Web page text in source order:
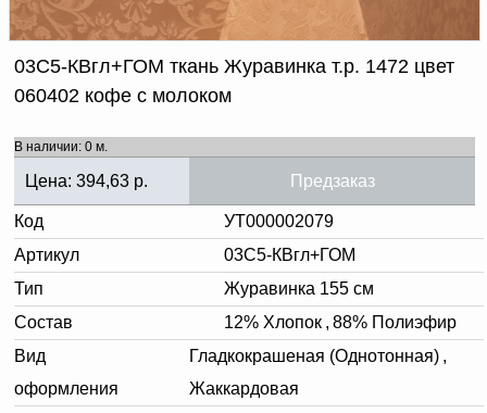
Вопросы и ответы
Новости | Статьи
03С5-КВгл+ГОМ ткань Журавинка т.р. 1472 цвет
060402 кофе с молоком
В наличии: 0 м.
Цена: 394,63 р. Предзаказ
Код
УТ000002079
Артикул
03С5-КВгл+ГОМ
Тип
Журавинка 155 см
Состав
12% Хлопок , 88% Полиэфир
Вид
оформления
Гладкокрашеная (Однотонная) ,
Жаккардовая
в